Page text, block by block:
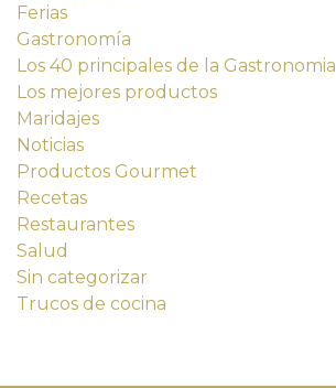
Ferias
Gastronomía
Los 40 principales de la Gastronomia
Los mejores productos
Maridajes
Noticias
Productos Gourmet
Recetas
Restaurantes
Salud
Sin categorizar
Trucos de cocina